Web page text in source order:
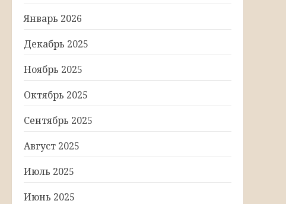
Январь 2026
Декабрь 2025
Ноябрь 2025
Октябрь 2025
Сентябрь 2025
Август 2025
Июль 2025
Июнь 2025